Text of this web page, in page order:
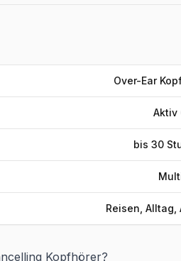
Over-Ear
Aktiv
bis 30
Reisen, Alltag,
Kopfhörer?